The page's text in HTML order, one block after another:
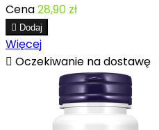
Cena28,90 zł
 Dodaj
Więcej
 Oczekiwanie na dostawę